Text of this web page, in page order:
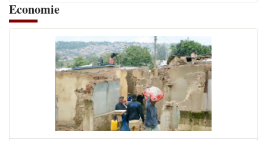
Economie